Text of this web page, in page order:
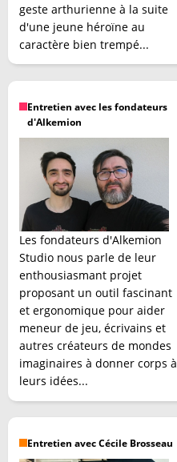
geste arthurienne à la suite
d'une jeune héroïne au
caractère bien trempé...
Entretien avec les fondateurs
d'Alkemion
Les fondateurs d'Alkemion
Studio nous parle de leur
enthousiasmant projet
proposant un outil fascinant
et ergonomique pour aider
meneur de jeu, écrivains et
autres créateurs de mondes
imaginaires à donner corps à
leurs idées...
Entretien avec Cécile Brosseau